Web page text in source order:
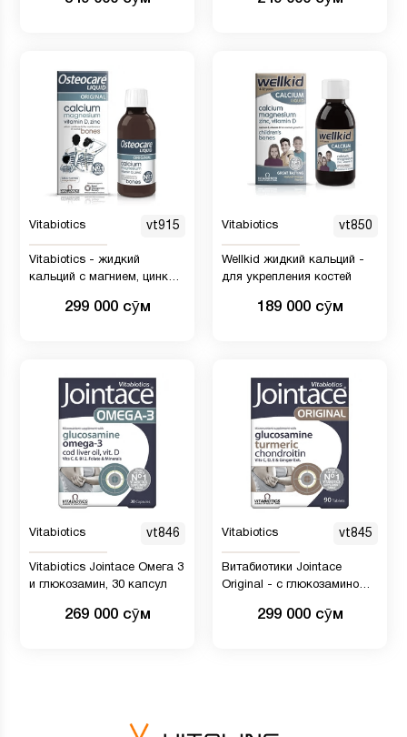
Vitabiotics vt915
Vitabiotics - жидкий
кальций с магнием, цинком
299 000 сӯм
Vitabiotics vt850
Wellkid жидкий кальций -
для укрепления костей
189 000 сӯм
Vitabiotics vt846
Vitabiotics Jointace Омега 3
и глюкозамин, 30 капсул
269 000 сӯм
Vitabiotics vt845
Витабиотики Jointace
Original - с глюкозамином,
299 000 сӯм